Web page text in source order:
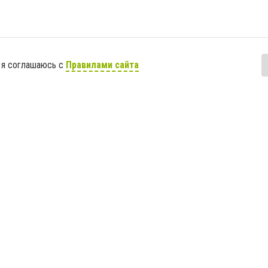
соглашаюсь с Правилами сайта